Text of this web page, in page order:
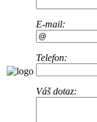
E-mail:
Telefon:
Váš dotaz: